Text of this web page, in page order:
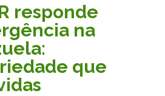
responde
na
que